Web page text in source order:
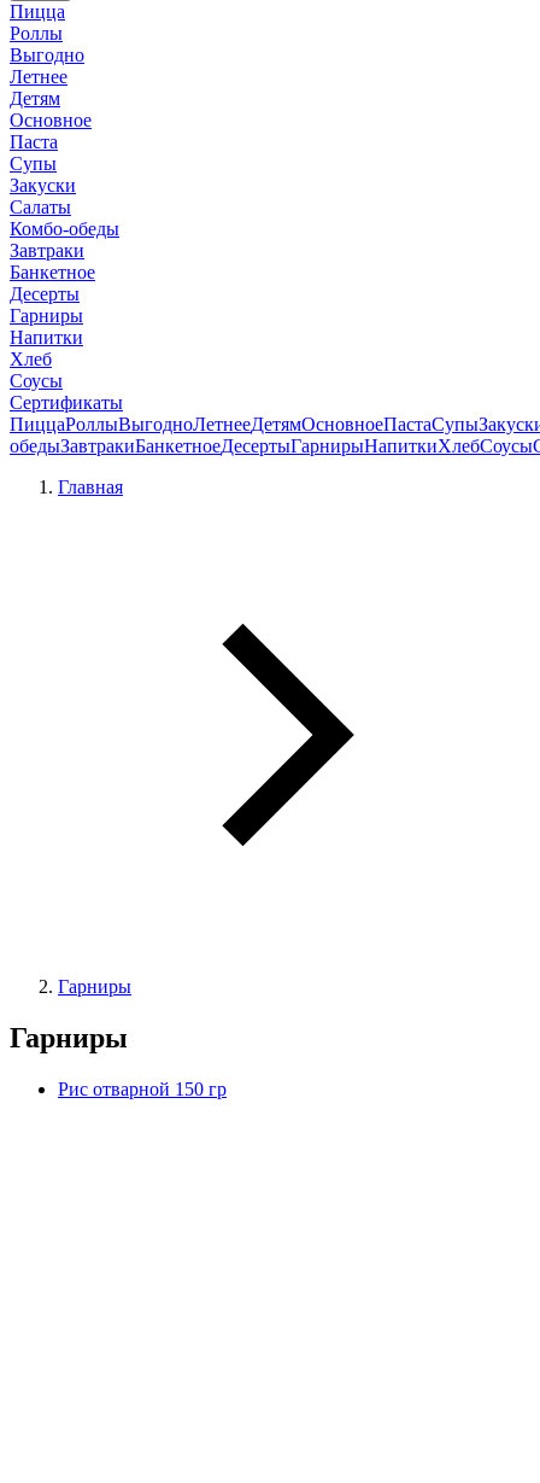
Пицца
Роллы
Выгодно
Летнее
Детям
Основное
Паста
Супы
Закуски
Салаты
Комбо-обеды
Завтраки
Банкетное
Десерты
Гарниры
Напитки
Хлеб
Соусы
Сертификаты
ПиццаРоллыВыгодноЛетнееДетямОсновноеПастаСупы
обедыЗавтракиБанкетноеДесертыГарнирыНапиткиХлебСоусы
Главная
Гарниры
Гарниры
Рис отварной 150 гр